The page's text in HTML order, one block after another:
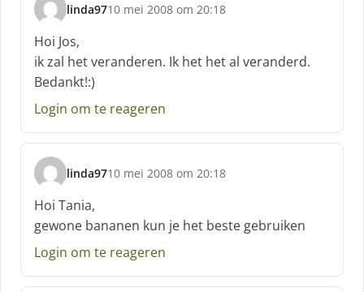
linda97
s
c
h
r
e
e
:
10 mei 2008 om 20:18
Hoi Jos,
ik zal het veranderen. Ik het het al veranderd.
Bedankt!:)
Login om te reageren
linda97
s
c
h
r
e
f
10 mei 2008 om 20:18
Hoi Tania,
gewone bananen kun je het beste gebruiken
Login om te reageren